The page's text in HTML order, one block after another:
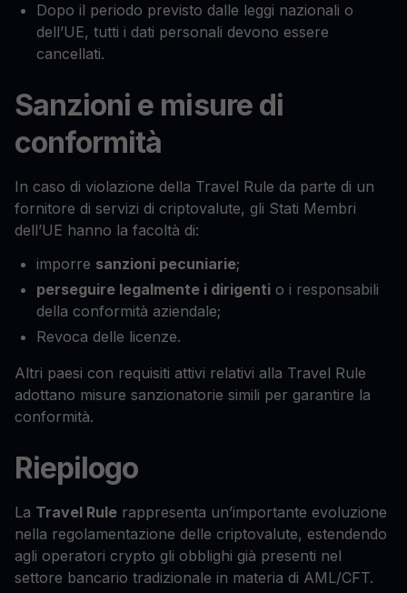
Dopo il periodo previsto dalle leggi nazionali o
dell’UE, tutti i dati personali devono essere
cancellati.
Sanzioni e misure di
conformità
In caso di violazione della Travel Rule da parte di un
fornitore di servizi di criptovalute, gli Stati Membri
dell’UE hanno la facoltà di:
imporre sanzioni pecuniarie;
perseguire legalmente i dirigenti o i responsabili
della conformità aziendale;
Revoca delle licenze.
Altri paesi con requisiti attivi relativi alla Travel Rule
adottano misure sanzionatorie simili per garantire la
conformità.
Riepilogo
La Travel Rule rappresenta un’importante evoluzione
nella regolamentazione delle criptovalute, estendendo
agli operatori crypto gli obblighi già presenti nel
settore bancario tradizionale in materia di AML/CFT.